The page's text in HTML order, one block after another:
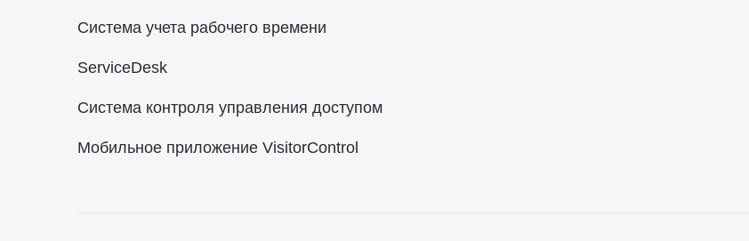
Система учета рабочего времени
ServiceDesk
Система контроля управления доступом
Мобильное приложение VisitorControl